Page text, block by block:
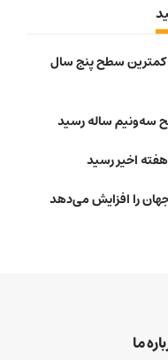
کمترین سطح پنج سال
سه‌ونیم ساله رسید
اخیر رسید
را افزایش می‌دهد
ما